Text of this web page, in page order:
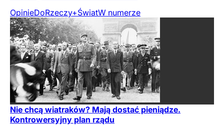
OpinieDoRzeczy+ŚwiatW numerze
Nie chcą wiatraków? Mają dostać pieniądze.
Kontrowersyjny plan rządu